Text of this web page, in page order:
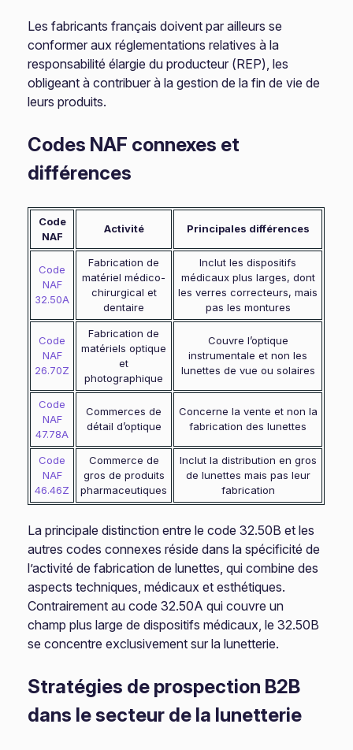
Les fabricants français doivent par ailleurs se
conformer aux réglementations relatives à la
responsabilité élargie du producteur (REP), les
obligeant à contribuer à la gestion de la fin de vie de
leurs produits.
Codes NAF connexes et
différences
Code
NAF
Activité Principales différences
Code
NAF
32.50A
Fabrication de
matériel médico-
chirurgical et
dentaire
Inclut les dispositifs
médicaux plus larges, dont
les verres correcteurs, mais
pas les montures
Code
NAF
26.70Z
Fabrication de
matériels optique
et
photographique
Couvre l’optique
instrumentale et non les
lunettes de vue ou solaires
Code
NAF
47.78A
Commerces de
détail d’optique
Concerne la vente et non la
fabrication des lunettes
Code
NAF
46.46Z
Commerce de
gros de produits
pharmaceutiques
Inclut la distribution en gros
de lunettes mais pas leur
fabrication
La principale distinction entre le code 32.50B et les
autres codes connexes réside dans la spécificité de
l’activité de fabrication de lunettes, qui combine des
aspects techniques, médicaux et esthétiques.
Contrairement au code 32.50A qui couvre un
champ plus large de dispositifs médicaux, le 32.50B
se concentre exclusivement sur la lunetterie.
Stratégies de prospection B2B
dans le secteur de la lunetterie